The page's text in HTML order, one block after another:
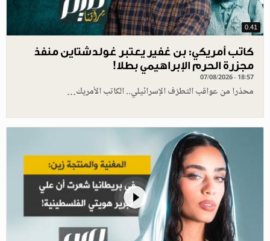
0.41
كاتب أمريكي: بن غفير يعتبر غولدشتاين منفذ
مجزرة الحرم الإبراهيمي بطلا!
07/08/2026 - 18:57
محذرا من عواقب التطرّف الإسرائيلي.. الكاتب الأمريك…